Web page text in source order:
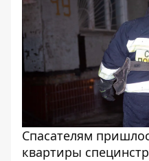
Спасателям
квартиры